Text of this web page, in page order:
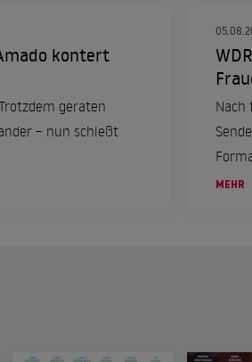
kontert
geraten
– nun schießt
Nach
MEHR